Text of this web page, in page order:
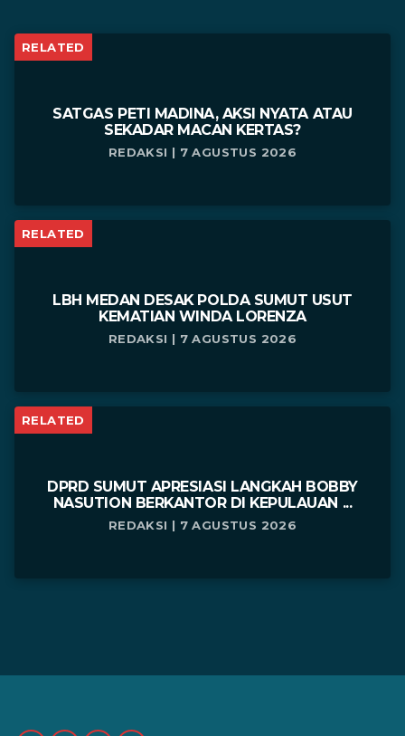
RELATED
SATGAS PETI MADINA, AKSI NYATA ATAU
SEKADAR MACAN KERTAS?
REDAKSI | 7 AGUSTUS 2026
RELATED
LBH MEDAN DESAK POLDA SUMUT USUT
KEMATIAN WINDA LORENZA
REDAKSI | 7 AGUSTUS 2026
RELATED
DPRD SUMUT APRESIASI LANGKAH BOBBY
NASUTION BERKANTOR DI KEPULAUAN ...
REDAKSI | 7 AGUSTUS 2026